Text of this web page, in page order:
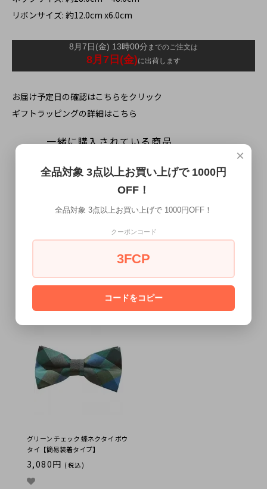
リボンサイズ: 約12.0cm x6.0cm
お届け予定日の確認はこちらをクリック
ギフトラッピングの詳細はこちら
一緒に購入されている商品
タイ ボウタイ【簡易装着タイプ】 トン 蝶ネクタイ ベロア ボタニカル
6,380円
グリーン チェック 蝶ネクタイ ボウ
タイ【簡易装着タイプ】
3,080円 (税込)
×
全品対象 3点以上お買い上げで 1000円
OFF！
全品対象 3点以上お買い上げで 1000円OFF！
クーポンコード
3FCP
コードをコピー